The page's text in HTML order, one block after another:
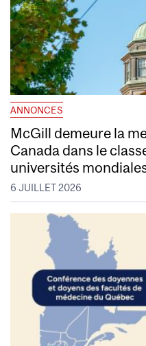
ANNONCES
McGill demeure la
Canada dans le
universités
6 JUILLET 2026